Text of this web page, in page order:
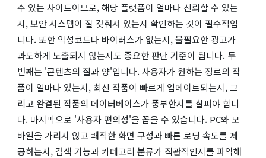
수 있는 사이트이므로, 해당 플랫폼이 얼마나 신뢰할 수 있는
지, 보안 시스템이 잘 갖춰져 있는지 확인하는 것이 필수적입
니다. 또한 악성코드나 바이러스가 없는지, 불필요한 광고가
과도하게 노출되지 않는지도 중요한 판단 기준이 됩니다. 두
번째는 '콘텐츠의 질과 양'입니다. 사용자가 원하는 장르의 작
품이 얼마나 있는지, 최신 작품이 빠르게 업데이트되는지, 그
리고 완결된 작품의 데이터베이스가 풍부한지를 살펴야 합니
다. 마지막으로 '사용자 편의성'을 꼽을 수 있습니다. PC와 모
바일을 가리지 않고 쾌적한 화면 구성과 빠른 로딩 속도를 제
공하는지, 검색 기능과 카테고리 분류가 직관적인지를 파악해